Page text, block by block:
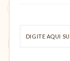
aqui